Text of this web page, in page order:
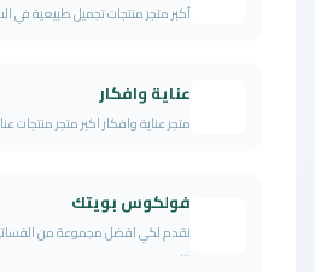
أكبر متجر منتجات تجميل طبيعية
عناية وافكار
متجر عناية وافكار اكبر متجر
فولكوس بويتك
نقدم لكي افضل مجموعة من
...